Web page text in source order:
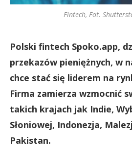
Fintech, Fot.
Polski fintech Spoko.app,
przekazów pieniężnych, w
chce stać się liderem na
Firma zamierza wzmocnić
takich krajach jak Indie,
Słoniowej, Indonezja,
Pakistan.